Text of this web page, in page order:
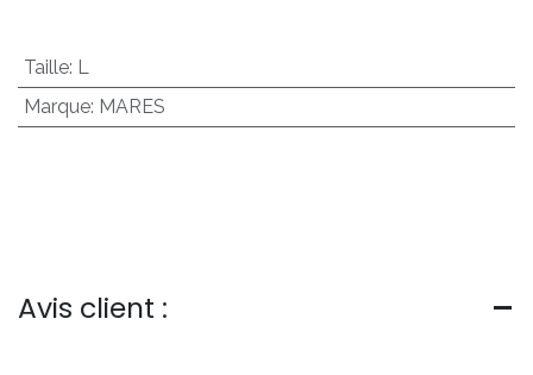
Taille: L
Marque: MARES
Avis client :